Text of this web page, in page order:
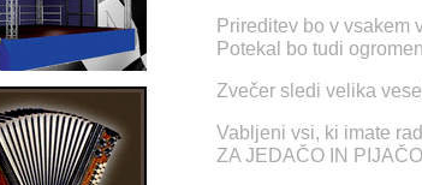
Prireditev bo v vsakem
Potekal bo tudi
Zvečer sledi velika
Vabljeni vsi, ki imate
ZA JEDAČO IN